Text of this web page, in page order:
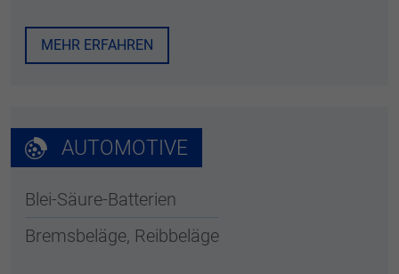
MEHR ERFAHREN
AUTOMOTIVE
Blei-Säure-Batterien
Bremsbeläge, Reibbeläge